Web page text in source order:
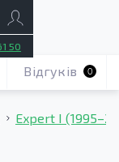
50
Expert I
Відгуків 0